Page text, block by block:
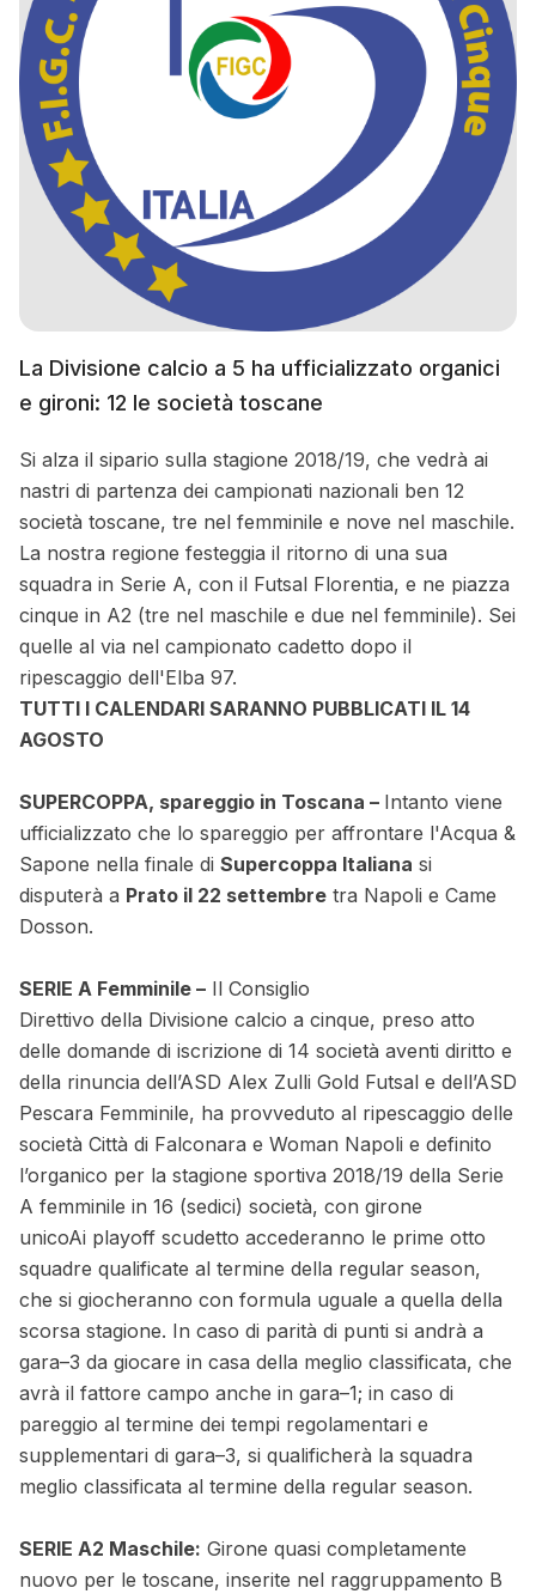
La Divisione calcio a 5 ha ufficializzato organici
e gironi: 12 le società toscane
Si alza il sipario sulla stagione 2018/19, che vedrà ai
nastri di partenza dei campionati nazionali ben 12
società toscane, tre nel femminile e nove nel maschile.
La nostra regione festeggia il ritorno di una sua
squadra in Serie A, con il Futsal Florentia, e ne piazza
cinque in A2 (tre nel maschile e due nel femminile). Sei
quelle al via nel campionato cadetto dopo il
ripescaggio dell'Elba 97.
TUTTI I CALENDARI SARANNO PUBBLICATI IL 14
AGOSTO
SUPERCOPPA, spareggio in Toscana – Intanto viene
ufficializzato che lo spareggio per affrontare l'Acqua &
Sapone nella finale di Supercoppa Italiana si
disputerà a Prato il 22 settembre tra Napoli e Came
Dosson.
SERIE A Femminile – Il Consiglio
Direttivo della Divisione calcio a cinque, preso atto
delle domande di iscrizione di 14 società aventi diritto e
della rinuncia dell’ASD Alex Zulli Gold Futsal e dell’ASD
Pescara Femminile, ha provveduto al ripescaggio delle
società Città di Falconara e Woman Napoli e definito
l’organico per la stagione sportiva 2018/19 della Serie
A femminile in 16 (sedici) società, con girone
unicoAi playoff scudetto accederanno le prime otto
squadre qualificate al termine della regular season,
che si giocheranno con formula uguale a quella della
scorsa stagione. In caso di parità di punti si andrà a
gara–3 da giocare in casa della meglio classificata, che
avrà il fattore campo anche in gara–1; in caso di
pareggio al termine dei tempi regolamentari e
supplementari di gara–3, si qualificherà la squadra
meglio classificata al termine della regular season.
SERIE A2 Maschile: Girone quasi completamente
nuovo per le toscane, inserite nel raggruppamento B